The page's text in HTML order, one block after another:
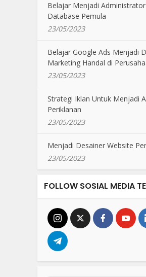
Belajar Menjadi Administrator
Database Pemula
23/05/2023
Belajar Google Ads Menjadi
Marketing Handal di
23/05/2023
Strategi Iklan Untuk Menjadi
Periklanan
23/05/2023
Menjadi Desainer Website
23/05/2023
FOLLOW SOSIAL MEDIA